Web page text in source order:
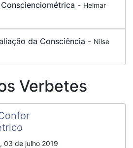
- Helmar
da Consciência - Nilse
Verbetes
03 de julho 2019